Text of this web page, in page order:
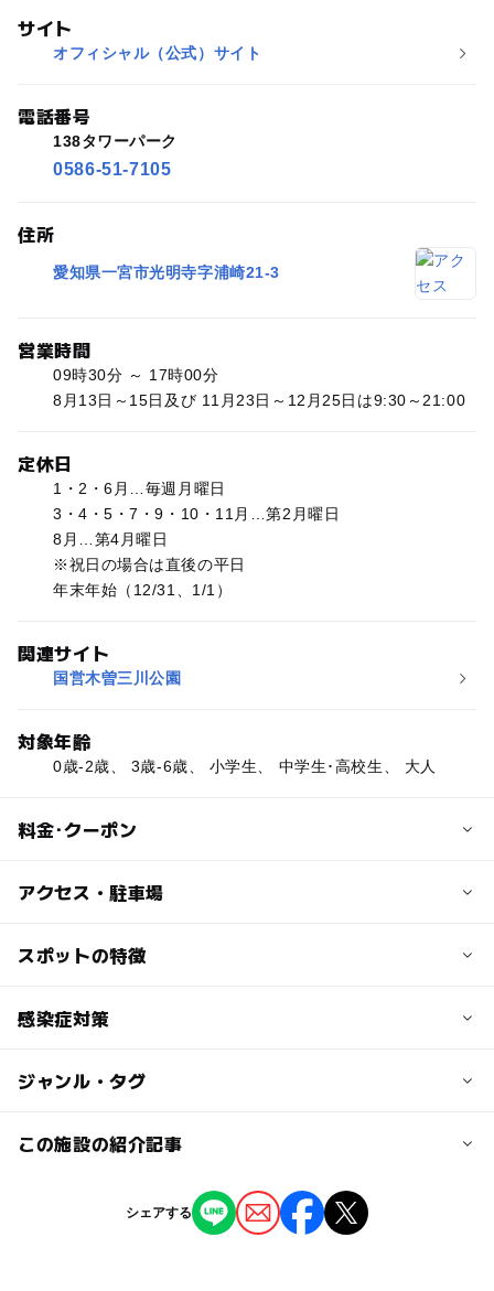
サイト
オフィシャル（公式）サイト
電話番号
138タワーパーク
0586-51-7105
住所
愛知県一宮市光明寺字浦崎21-3
営業時間
09時30分 ～ 17時00分
8月13日～15日及び 11月23日～12月25日は9:30～21:00
定休日
1・2・6月…毎週月曜日
3・4・5・7・9・10・11月…第2月曜日
8月…第4月曜日
※祝日の場合は直後の平日
年末年始（12/31、1/1）
関連サイト
国営木曽三川公園
対象年齢
0歳-2歳、 3歳-6歳、 小学生、 中学生･高校生、 大人
料金･クーポン
子供の料金
【ツインアーチ138】
公園は入場無料
500円 （15歳以上）
アクセス・駐車場
交通アクセス
●車：東海北陸自動車道「一宮木曽川I.C.」より約8分
近くの駅
スポットの特徴
駐車場あり ー
◯ オムツ交換台
感染症対策
公園利用のお願い
•マスク着用を含めた「咳」エチケットにご協力くださ
•密集を避け、他のお客様との間隔を一定に保ちながらご
ジャンル・タグ
ジャンル
この施設の紹介記事
【2026】東海のネモフィラの名所5選 見頃
＆遊び場おすすめイベントも
シェアする